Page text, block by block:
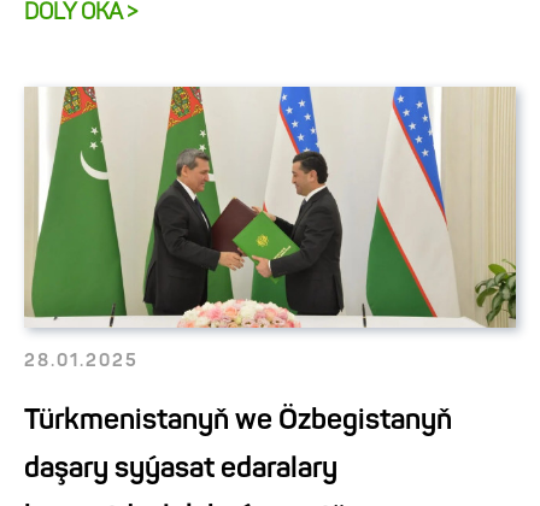
DOLY OKA >
28.01.2025
Türkmenistanyň we Özbegistanyň
daşary syýasat edaralary